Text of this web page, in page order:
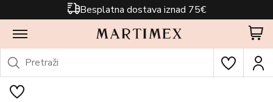
Besplatna dostava iznad 75€